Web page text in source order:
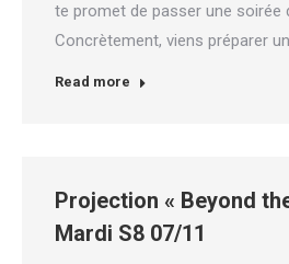
te promet de passer une soirée
Concrètement, viens préparer
Read more
Projection « Beyond
Mardi S8 07/11